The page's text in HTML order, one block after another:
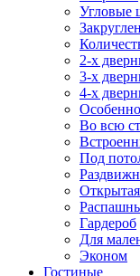
Угловые
2-х
3-х
4-х
Во всю
Под
Гардероб
Для
Эконом
Гостиные